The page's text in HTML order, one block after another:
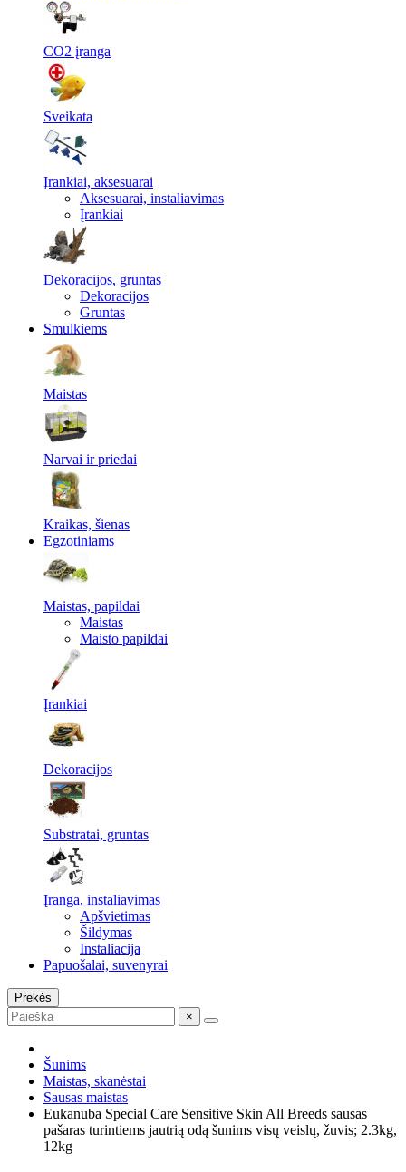
CO2 įranga
Sveikata
Įrankiai, aksesuarai
Aksesuarai, instaliavimas
Įrankiai
Dekoracijos, gruntas
Dekoracijos
Gruntas
Smulkiems
Maistas
Narvai ir priedai
Kraikas, šienas
Egzotiniams
Maistas, papildai
Maistas
Maisto papildai
Įrankiai
Dekoracijos
Substratai, gruntas
Įranga, instaliavimas
Apšvietimas
Šildymas
Instaliacija
Papuošalai, suvenyrai
Prekės
×
Šunims
Maistas, skanėstai
Sausas maistas
Eukanuba Special Care Sensitive Skin All Breeds sausas
pašaras turintiems jautrią odą šunims visų veislų, žuvis; 2.3kg,
12kg